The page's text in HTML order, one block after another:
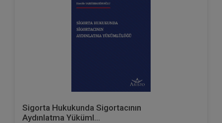
Sigorta Hukukunda Sigortacının
Aydınlatma Yüküml...